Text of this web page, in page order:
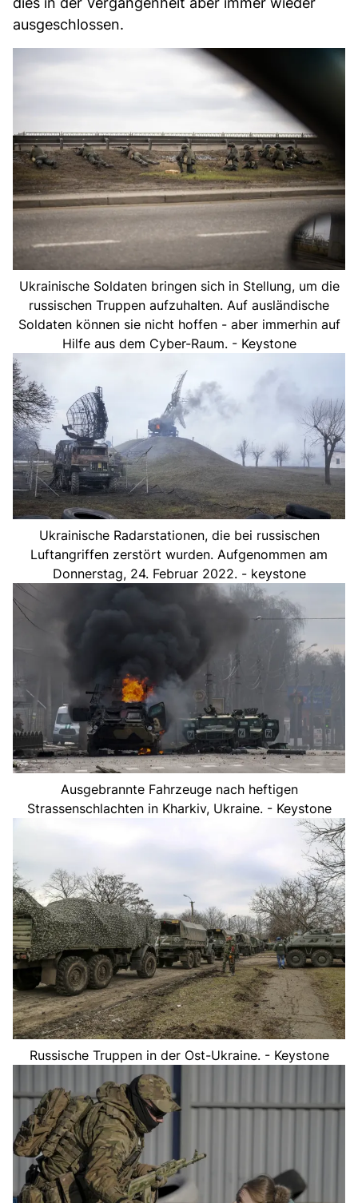
ausgeschlossen.
Ukrainische Soldaten bringen sich in Stellung, um die
russischen Truppen aufzuhalten. Auf ausländische
Soldaten können sie nicht hoffen - aber immerhin auf
Hilfe aus dem Cyber-Raum. - Keystone
Ukrainische Radarstationen, die bei russischen
Luftangriffen zerstört wurden. Aufgenommen am
Donnerstag, 24. Februar 2022. - keystone
Ausgebrannte Fahrzeuge nach heftigen
Strassenschlachten in Kharkiv, Ukraine. - Keystone
Russische Truppen in der Ost-Ukraine. - Keystone